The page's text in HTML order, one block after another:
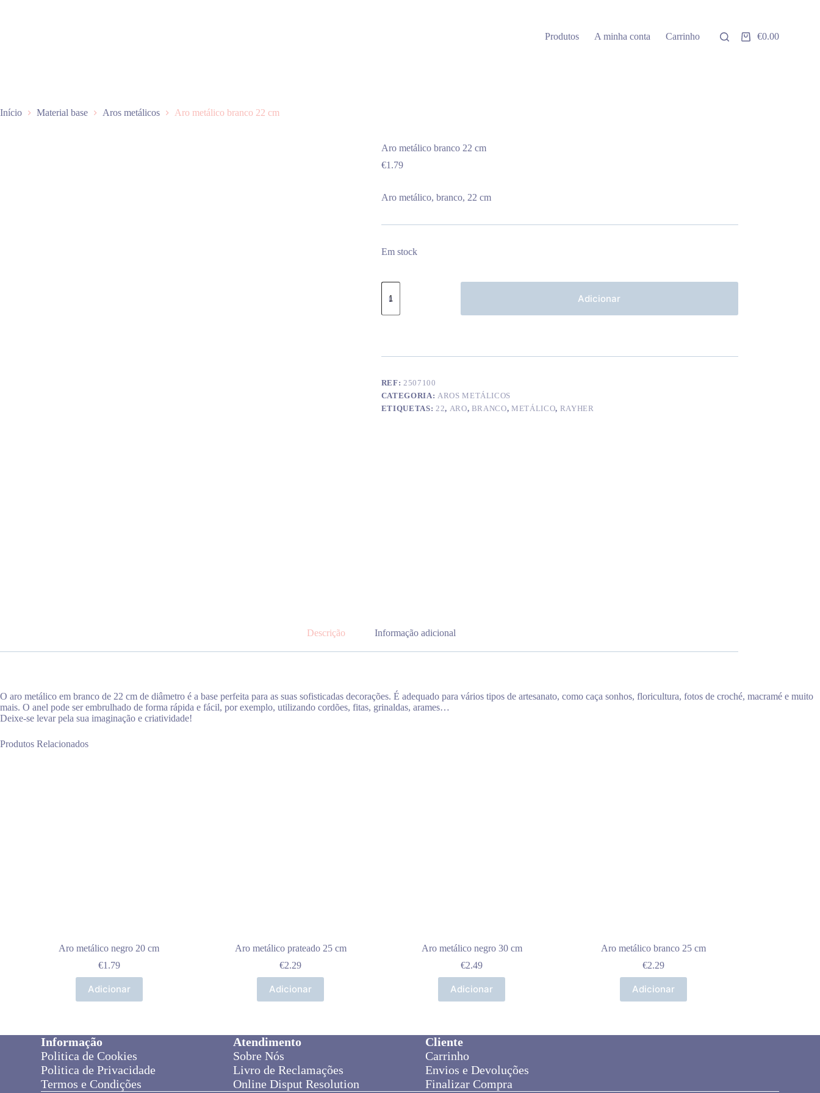
o
Produtos A minha conta Carrinho
Carrinho
€0.00
Início Material base Aros metálicos Aro metálico branco 22 cm
Aro metálico branco 22 cm
€1.79
Aro metálico, branco, 22 cm
Em stock
Quantidade
de
metálico
Adicionar
REF:2507100
CATEGORIA: AROS METÁLICOS
ETIQUETAS: 22, ARO, BRANCO,METÁLICO, RAYHER
Descrição Informação adicional
O aro metálico em branco de 22 cm de diâmetro é a base perfeita para as suas sofisticadas decorações. É adequado para vários tipos de artesanato, como caça sonhos, floricultura, fotos de croché, macramé e muito
mais. O anel pode ser embrulhado de forma rápida e fácil, por exemplo, utilizando cordões, fitas, grinaldas, arames…
Deixe-se levar pela sua imaginação e criatividade!
Produtos Relacionados
Aro metálico negro 20 cm
€1.79
Adicionar
Aro metálico prateado 25 cm
€2.29
Adicionar
Aro metálico negro 30 cm
€2.49
Adicionar
Aro metálico branco 25 cm
€2.29
Adicionar
Informação
Politica de Cookies
Politica de Privacidade
Termos e Condições
Atendimento
Sobre Nós
Livro de Reclamações
Online Disput Resolution
Cliente
Carrinho
Envios e Devoluções
Finalizar Compra